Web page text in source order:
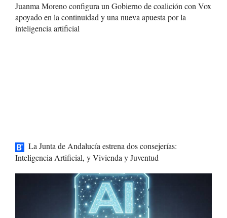
Juanma Moreno configura un Gobierno de coalición con Vox
apoyado en la continuidad y una nueva apuesta por la
inteligencia artificial
La Junta de Andalucía estrena dos consejerías:
Inteligencia Artificial, y Vivienda y Juventud